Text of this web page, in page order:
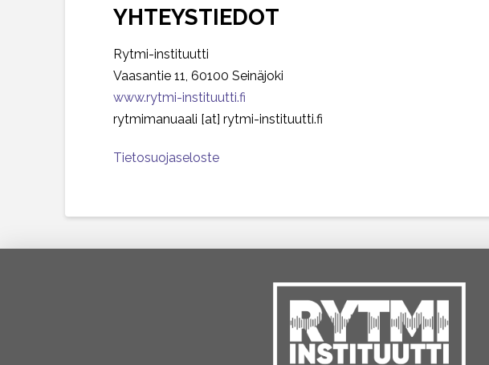
YHTEYSTIEDOT
Rytmi-instituutti
Vaasantie 11, 60100 Seinäjoki
www.rytmi-instituutti.fi
rytmimanuaali [at] rytmi-instituutti.fi
Tietosuojaseloste